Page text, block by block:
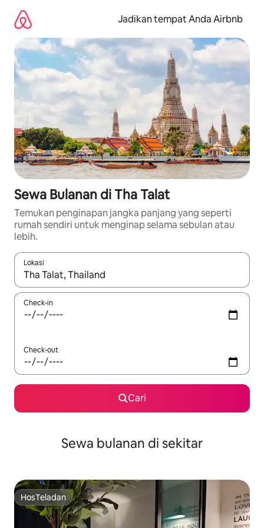
langsung
lihat
konten
Jadikan tempat Anda Airbnb
Sewa Bulanan di Tha Talat
Temukan penginapan jangka panjang yang seperti
rumah sendiri untuk menginap selama sebulan atau
lebih.
Lokasi
Jika hasil yang dicari tersedia, telusuri dengan tombol panah
Check-in
Check-out
Cari
Sewa bulanan di sekitar
HosTeladan
HosTeladan